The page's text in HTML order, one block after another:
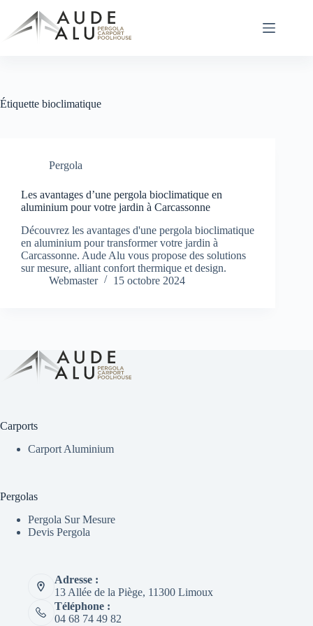
contenu
Étiquette bioclimatique
Pergola
Les avantages d’une pergola bioclimatique en
aluminium pour votre jardin à Carcassonne
Découvrez les avantages d'une pergola bioclimatique
en aluminium pour transformer votre jardin à
Carcassonne. Aude Alu vous propose des solutions
sur mesure, alliant confort thermique et design.
Webmaster
15 octobre 2024
Carports
Carport Aluminium
Pergolas
Pergola Sur Mesure
Devis Pergola
Adresse :
13 Allée de la Piège, 11300 Limoux
Téléphone :
04 68 74 49 82